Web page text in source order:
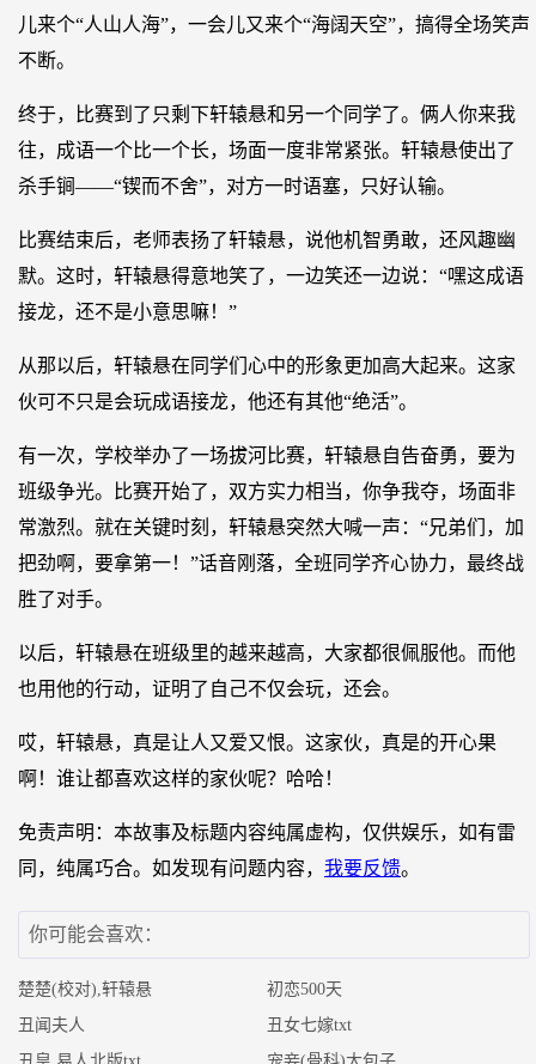
儿来个“人山人海”，一会儿又来个“海阔天空”，搞得全场笑声
不断。
终于，比赛到了只剩下轩辕悬和另一个同学了。俩人你来我
往，成语一个比一个长，场面一度非常紧张。轩辕悬使出了
杀手锏——“锲而不舍”，对方一时语塞，只好认输。
比赛结束后，老师表扬了轩辕悬，说他机智勇敢，还风趣幽
默。这时，轩辕悬得意地笑了，一边笑还一边说：“嘿这成语
接龙，还不是小意思嘛！”
从那以后，轩辕悬在同学们心中的形象更加高大起来。这家
伙可不只是会玩成语接龙，他还有其他“绝活”。
有一次，学校举办了一场拔河比赛，轩辕悬自告奋勇，要为
班级争光。比赛开始了，双方实力相当，你争我夺，场面非
常激烈。就在关键时刻，轩辕悬突然大喊一声：“兄弟们，加
把劲啊，要拿第一！”话音刚落，全班同学齐心协力，最终战
胜了对手。
以后，轩辕悬在班级里的越来越高，大家都很佩服他。而他
也用他的行动，证明了自己不仅会玩，还会。
哎，轩辕悬，真是让人又爱又恨。这家伙，真是的开心果
啊！谁让都喜欢这样的家伙呢？哈哈！
免责声明：本故事及标题内容纯属虚构，仅供娱乐，如有雷
同，纯属巧合。如发现有问题内容， 我要反馈。
你可能会喜欢：
楚楚(校对),轩辕悬
初恋500天
丑闻夫人
丑女七嫁txt